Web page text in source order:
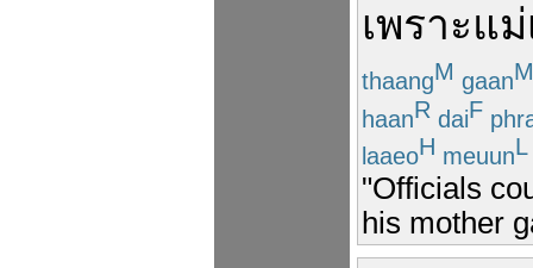
เพราะแม่
thaangM gaanM
haanR daiF
laaeoH meuunL
"Officials
his mother